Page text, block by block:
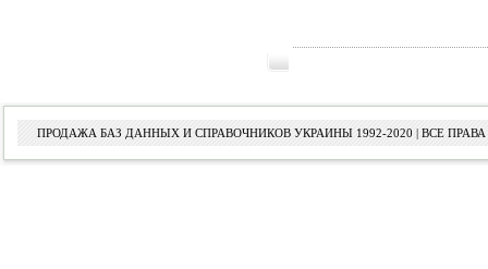
ПРОДАЖА БАЗ ДАННЫХ И СПРАВОЧНИКОВ УКРАИНЫ 1992-2020 | ВСЕ